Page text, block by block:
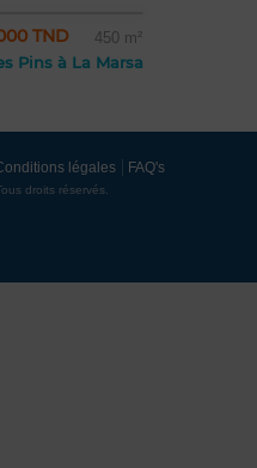
TND 450 m²
Pins à La Marsa
légales FAQ's
droits réservés.